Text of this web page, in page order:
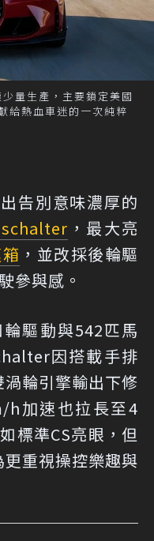
量生產，主要鎖定美國
給熱血車迷的一次純粹
告別意味濃厚的
，最大亮
，並改採後輪驅
參與感。
驅動與542匹馬
因搭載手排
輪引擎輸出下修
h加速也拉長至4
標準CS亮眼，但
重視操控樂趣與